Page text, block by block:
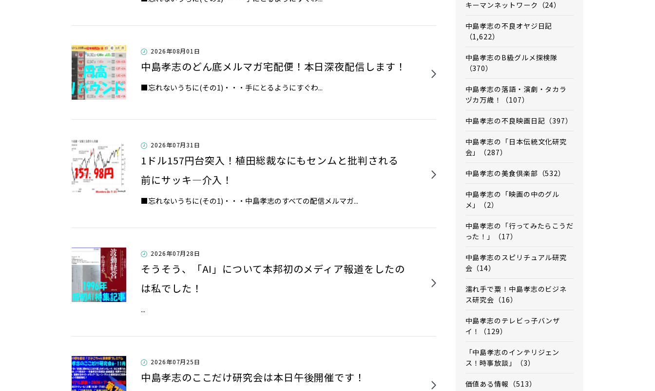
2026年08月01日
中島孝志のどん底メルマガ宅配便！本日深夜配信します！
​​​​​​​■忘れないうちに(その1)・・・​​手にとるようにすぐわ...
2026年07月31日
1ドル157円台突入！植田総裁なにもセンムと批判される
前にサッキ―介入！
​​​​■忘れないうちに(その1)・・・中島孝志のすべての配信メルマガ...
2026年07月28日
そうそう、「AI」について本邦初のメディア報道をしたの
は私でした！
​​​​​​​​​​​​​​​​​​​​​​​​​​​​​​​​​...
2026年07月25日
中島孝志のここだけ研究会は本日午後開催です！
キーマンネットワーク（24）
中島孝志の不良オヤジ日記
（1,622）
中島孝志のB級グルメ探検隊
（370）
中島孝志の落語・演劇・タカラ
ヅカ万歳！（107）
中島孝志の不良映画日記（397）
中島孝志の「日本伝統文化研究
会」（287）
中島孝志の美食倶楽部（532）
中島孝志の「映画の中のグル
メ」（2）
中島孝志の「行ってみたらこうだ
った！」（17）
中島孝志のスピリチュアル研究
会（14）
濡れ手で粟！中島孝志のビジネ
ス研究会（16）
中島孝志のテレビっ子バンザ
イ！（129）
「中島孝志のインテリジェン
ス！時事放談」（3）
価値ある情報（513）